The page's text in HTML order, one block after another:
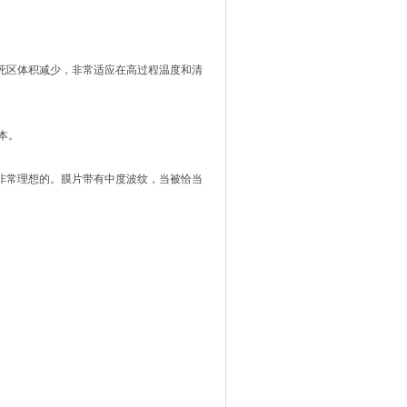
体积减少，非常适应在高过程温度和清
理想的。膜片带有中度波纹，当被恰当